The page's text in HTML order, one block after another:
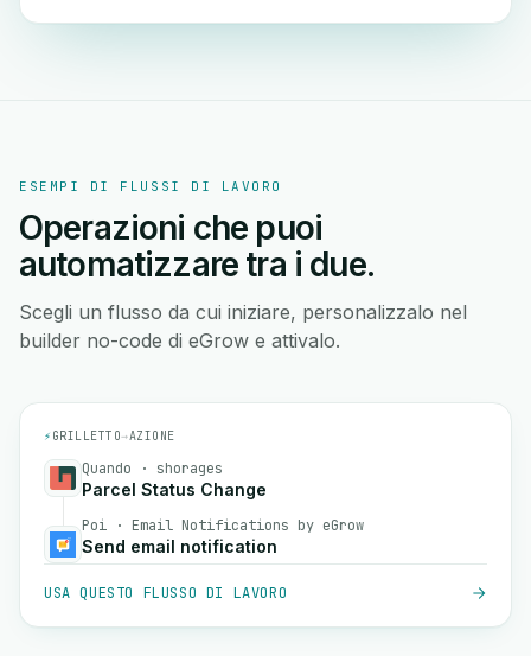
ESEMPI DI FLUSSI DI LAVORO
Operazioni che puoi
automatizzare tra i due.
Scegli un flusso da cui iniziare, personalizzalo nel
builder no-code di eGrow e attivalo.
⚡ GRILLETTO→AZIONE
Quando · shorages
Parcel Status Change
Poi · Email Notifications by eGrow
Send email notification
USA QUESTO FLUSSO DI LAVORO